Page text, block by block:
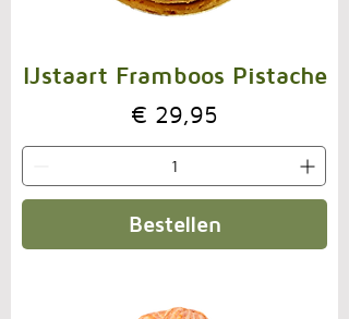
IJstaart Framboos Pistache
Prijs
€ 29,95
Bestellen